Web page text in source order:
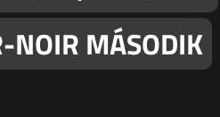
NOIR MÁSODIK